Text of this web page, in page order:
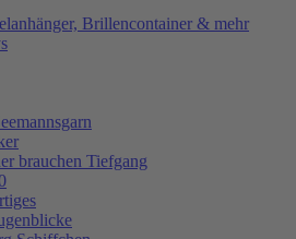
Brillencontainer & mehr
brauchen Tiefgang